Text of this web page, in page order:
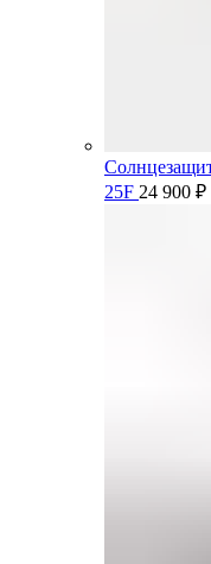
25F 24 900 ₽